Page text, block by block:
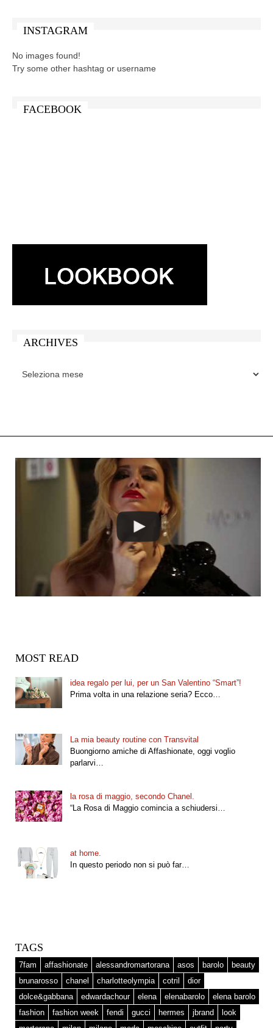
INSTAGRAM
No images found!
Try some other hashtag or username
FACEBOOK
ARCHIVES
MOST READ
idea regalo per lui, per un San Valentino “Smart”!
Prima volta in una relazione seria? Ecco…
La mia beauty routine con Transvital
Buongiorno amiche di Affashionate, oggi voglio
parlarvi…
la rosa di maggio, secondo Chanel.
“La Rosa di Maggio comincia a schiudersi…
at home.
In questo periodo non si può far…
TAGS
7fam affashionate alessandromartorana asos barolo
beauty
brunarosso
chanel charlotteolympia cotril
dior
dolce&gabbana
edwardachour elena elenabarolo
elena barolo
fashion
fashion week fendi gucci hermes jbrand
look